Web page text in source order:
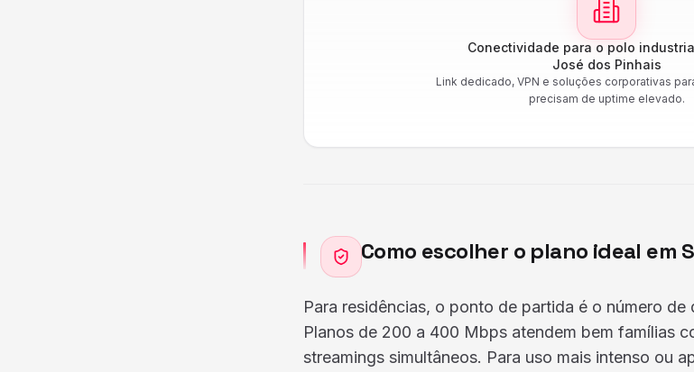
Conectividade para o polo
José dos Pinhais
Link dedicado, VPN e soluções corporativas
precisam de uptime elevado.
Como escolher o plano ideal em
Para residências, o ponto de partida é o número
Planos de 200 a 400 Mbps atendem bem famílias
streamings simultâneos. Para uso mais intenso ou